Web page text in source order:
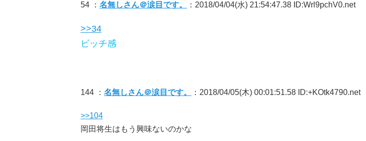
54 ： 名無しさん＠涙目です。 ：2018/04/04(水) 21:54:47.38 ID:Wrl9pchV0.net
>>34
ビッチ感
144 ： 名無しさん＠涙目です。 ：2018/04/05(木) 00:01:51.58 ID:+KOtk4790.net
>>104
岡田将生はもう興味ないのかな